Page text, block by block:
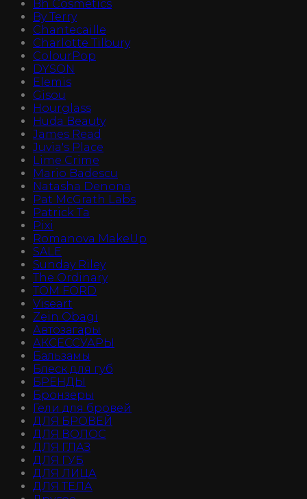
Bh Cosmetics
By Terry
Chantecaille
Charlotte Tilbury
ColourPop
DYSON
Elemis
Gisou
Hourglass
Huda Beauty
James Read
Juvia's Place
Lime Crime
Mario Badescu
Natasha Denona
Pat McGrath Labs
Patrick Ta
Pixi
Romanova MakeUp
SALE
Sunday Riley
The Ordinary
TOM FORD
Viseart
Zein Obagi
Автозагары
АКСЕССУАРЫ
Бальзамы
Блеск для губ
БРЕНДЫ
Бронзеры
Гели для бровей
ДЛЯ БРОВЕЙ
ДЛЯ ВОЛОС
ДЛЯ ГЛАЗ
ДЛЯ ГУБ
ДЛЯ ЛИЦА
ДЛЯ ТЕЛА